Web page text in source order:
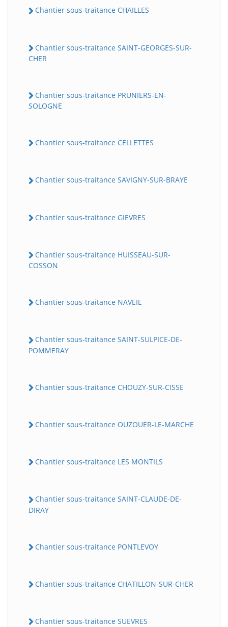
Chantier sous-traitance CHAILLES
Chantier sous-traitance SAINT-GEORGES-SUR-
CHER
Chantier sous-traitance PRUNIERS-EN-
SOLOGNE
Chantier sous-traitance CELLETTES
Chantier sous-traitance SAVIGNY-SUR-BRAYE
Chantier sous-traitance GIEVRES
Chantier sous-traitance HUISSEAU-SUR-
COSSON
Chantier sous-traitance NAVEIL
Chantier sous-traitance SAINT-SULPICE-DE-
POMMERAY
Chantier sous-traitance CHOUZY-SUR-CISSE
Chantier sous-traitance OUZOUER-LE-MARCHE
Chantier sous-traitance LES MONTILS
Chantier sous-traitance SAINT-CLAUDE-DE-
DIRAY
Chantier sous-traitance PONTLEVOY
Chantier sous-traitance CHATILLON-SUR-CHER
Chantier sous-traitance SUEVRES